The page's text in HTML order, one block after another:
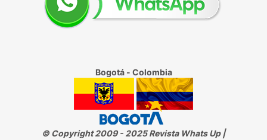
Bogotá - Colombia
© Copyright 2009 - 2025 Revista Whats Up |